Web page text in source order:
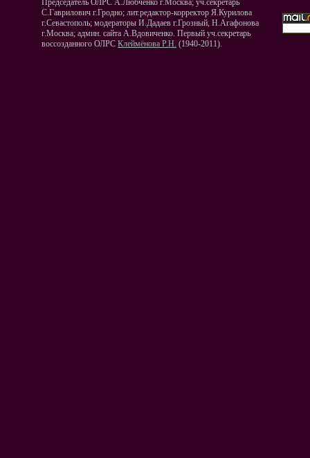
Председатель ОЛРС А.Любченко г.Москва; уч.секретарь
С.Гаврилович г.Гродно; лит.редактор-корректор Я.Курилова
г.Севастополь; модераторы И.Дадаев г.Грозный, Н.Агафонова
г.Москва; админ. сайта А.Вдовиченко. Первый уч.секретарь
воссозданного ОЛРС Клеймёнова Р.Н. (1940-2011).